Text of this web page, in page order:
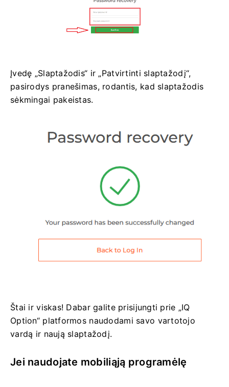
Įvedę „Slaptažodis“ ir „Patvirtinti slaptažodį“,
pasirodys pranešimas, rodantis, kad slaptažodis
sėkmingai pakeistas.
Štai ir viskas! Dabar galite prisijungti prie „IQ
Option“ platformos naudodami savo vartotojo
vardą ir naują slaptažodį.
Jei naudojate mobiliąją programėlę